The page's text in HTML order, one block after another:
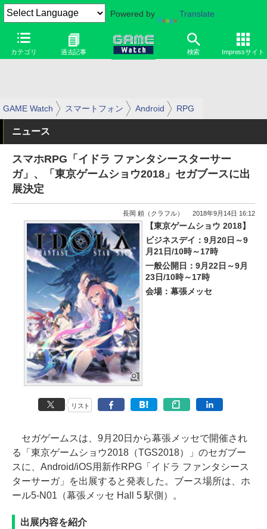
Powered by Translate
カテゴリ 過去記事 検索 Impressサイト
GAME Watch スマートフォン Android RPG
ニュース
スマホRPG「イドラ ファンタシースターサー
ガ」、「東京ゲームショウ2018」セガブースに出
展決定
長岡 頼（クラフル） 2018年9月14日 16:12
【東京ゲームショウ 2018】
ビジネスデイ：9月20日～9
月21日/10時～17時
一般公開日：9月22日～9月
23日/10時～17時
会場：幕張メッセ
リスト
セガゲームスは、9月20日から幕張メッセで開催され
る「東京ゲームショウ2018（TGS2018）」のセガブー
スに、Android/iOS用新作RPG「イドラ ファンタシース
ターサーガ」を出展すると発表した。ブース場所は、ホ
ール5-N01（幕張メッセ Hall 5 駅側）。
出展内容を紹介